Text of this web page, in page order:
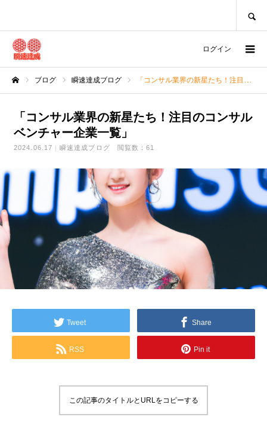
ログイン
ブログ 瞬速達成ブログ 「コンサル業界の新星たち！注目のコンサルベンチャー企業一覧」
「コンサル業界の新星たち！注目のコンサル
ベンチャー企業一覧」
2024.06.17 瞬速達成ブログ 閲覧数：61
Tweet Share
RSS Pin it
この記事のタイトルとURLをコピーする